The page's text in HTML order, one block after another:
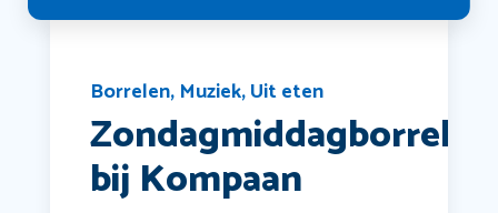
Borrelen, Muziek,Uit eten
Zondagmiddagborrel
bij Kompaan